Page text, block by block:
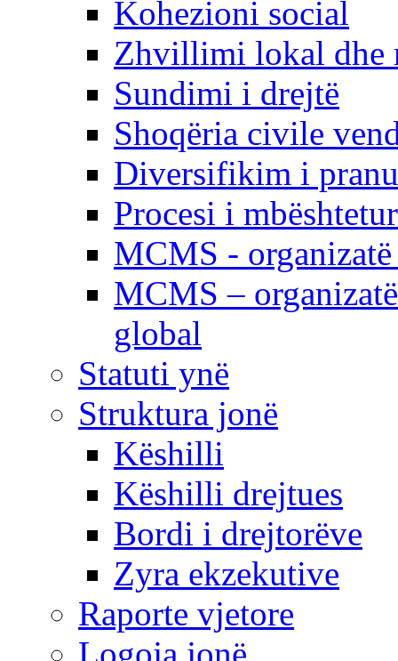
Kohezioni social
Zhvillimi lokal dhe
Sundimi i drejtë
Shoqëria civile
Diversifikim i
Procesi i
MCMS -
MCMS –
global
Statuti ynë
Struktura jonë
Këshilli
Këshilli drejtues
Bordi i drejtorëve
Zyra ekzekutive
Raporte vjetore
Logoja jonë